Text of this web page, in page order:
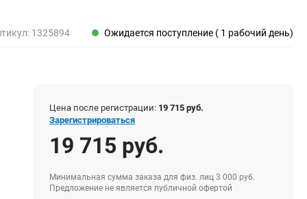
Герметики
Электрика и свет
Хомуты стяжки нейлоновые и стальные
Вилки электрические
1325894 Ожидается поступление ( 1 рабочий день)
Цена после регистрации: 19 715 руб.
Зарегистрироваться
19 715 руб.
Минимальная сумма заказа для физ. лиц 3 000 руб.
Предложение не является публичной офертой